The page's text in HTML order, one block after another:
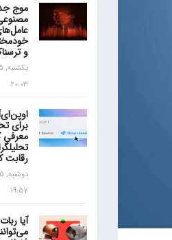
موج
و
20:03
برای
معرفی
رقابت
19:57
آیا